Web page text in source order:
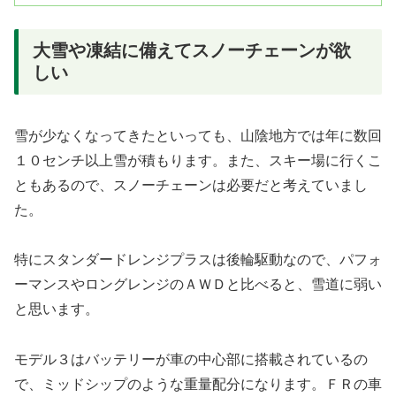
大雪や凍結に備えてスノーチェーンが欲
しい
雪が少なくなってきたといっても、山陰地方では年に数回
１０センチ以上雪が積もります。また、スキー場に行くこ
ともあるので、スノーチェーンは必要だと考えていまし
た。
特にスタンダードレンジプラスは後輪駆動なので、パフォ
ーマンスやロングレンジのＡＷＤと比べると、雪道に弱い
と思います。
モデル３はバッテリーが車の中心部に搭載されているの
で、ミッドシップのような重量配分になります。ＦＲの車